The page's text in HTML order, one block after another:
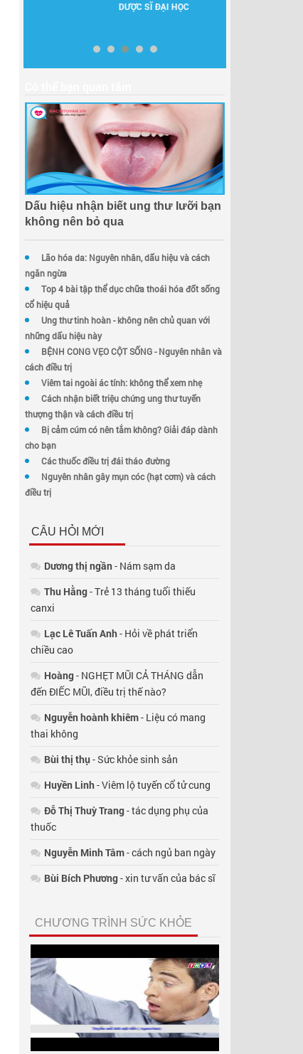
DƯỢC SĨ ĐẠI HỌC
Dấu hiệu nhận biết ung thư lưỡi bạn
không nên bỏ qua
Lão hóa da: Nguyên nhân, dấu hiệu và cách
ngăn ngừa
Top 4 bài tập thể dục chữa thoái hóa đốt sống
cổ hiệu quả
Ung thư tinh hoàn - không nên chủ quan với
những dấu hiệu này
BỆNH CONG VẸO CỘT SỐNG - Nguyên nhân và
cách điều trị
Viêm tai ngoài ác tính: không thể xem nhẹ
Cách nhận biết triệu chứng ung thư tuyến
thượng thận và cách điều trị
Bị cảm cúm có nên tắm không? Giải đáp dành
cho bạn
Các thuốc điều trị đái tháo đường
Nguyên nhân gây mụn cóc (hạt cơm) và cách
điều trị
CÂU HỎI MỚI
Dương thị ngần- Nám sạm da
Thu Hằng- Trẻ 13 tháng tuổi thiếu
canxi
Lạc Lê Tuấn Anh- Hỏi về phát triển
chiều cao
Hoàng- NGHẸT MŨI CẢ THÁNG dẫn
đến ĐIẾC MŨI, điều trị thế nào?
Nguyễn hoành khiêm- Liệu có mang
thai không
Bùi thị thụ- Sức khỏe sinh sản
Huyền Linh- Viêm lộ tuyến cổ tử cung
Đỗ Thị Thuỳ Trang- tác dụng phụ của
thuốc
Nguyễn Minh Tâm- cách ngủ ban ngày
Bùi Bích Phương- xin tư vấn của bác sĩ
CHƯƠNG TRÌNH SỨC KHỎE